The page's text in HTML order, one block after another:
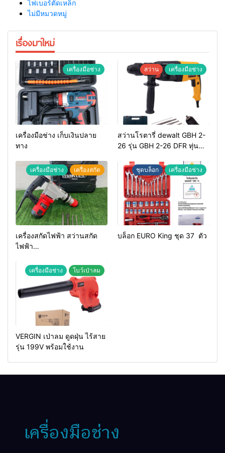
ไฟเบอร์ตัดเหล็ก
ไม่มีหมวดหมู่
เรื่องมาใหม่
เครื่องมือช่าง
เครื่องมือช่าง เก็บเงินปลาย
ทาง
สว่าน เครื่องมือช่าง
สว่านโรตารี่ dewalt GBH 2-
26 รุ่น GBH 2-26 DFR ทุ่น
เครื่องมือช่าง เครื่องสกัด
เครื่องสกัดไฟฟ้า สว่านสกัด
ไฟฟ้า
ชุดบล็อก เครื่องมือช่าง
บล็อก EURO King ชุด 37 ตัว
เครื่องมือช่าง โบว์เป่าลม
VERGIN เป่าลม ดูดฝุ่น ไร้สาย
รุ่น 199V พร้อมใช้งาน